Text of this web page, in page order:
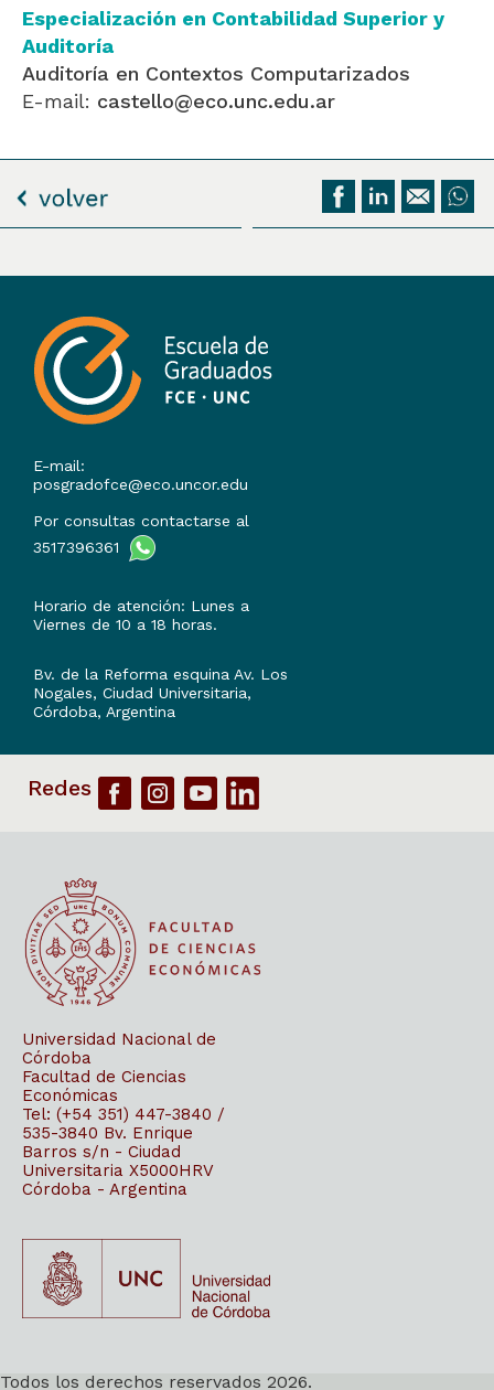
Especialización en Contabilidad Superior y
Auditoría
Auditoría en Contextos Computarizados
E-mail: castello@eco.unc.edu.ar
E-mail:
posgradofce@eco.uncor.edu
Por consultas contactarse al
3517396361
Horario de atención: Lunes a
Viernes de 10 a 18 horas.
Bv. de la Reforma esquina Av. Los
Nogales, Ciudad Universitaria,
Córdoba, Argentina
Universidad Nacional de
Córdoba
Facultad de Ciencias
Económicas
Tel: (+54 351) 447-3840 /
535-3840 Bv. Enrique
Barros s/n - Ciudad
Universitaria X5000HRV
Córdoba - Argentina
Todos los derechos reservados 2026.